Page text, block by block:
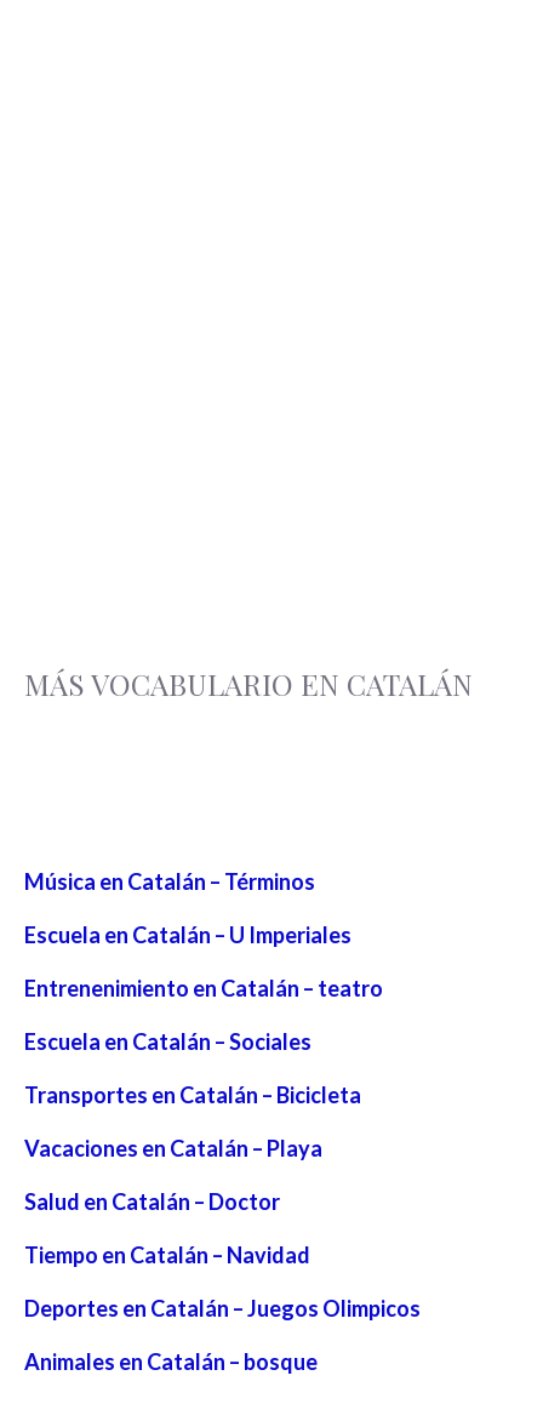
MÁS VOCABULARIO EN CATALÁN
Música en Catalán – Términos
Escuela en Catalán – U Imperiales
Entrenenimiento en Catalán – teatro
Escuela en Catalán – Sociales
Transportes en Catalán – Bicicleta
Vacaciones en Catalán – Playa
Salud en Catalán – Doctor
Tiempo en Catalán – Navidad
Deportes en Catalán – Juegos Olimpicos
Animales en Catalán – bosque